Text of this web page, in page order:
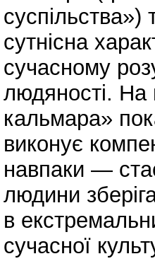
сутнісна
сучасному
людяності. На
кальмара»
виконує
навпаки —
людини
в
сучасної